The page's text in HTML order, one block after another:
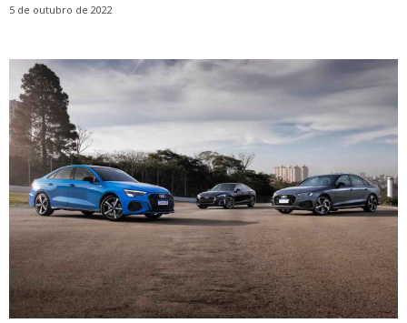
5 de outubro de 2022